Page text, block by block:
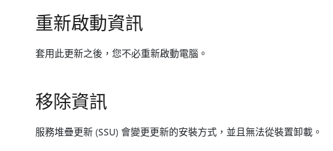
重新啟動資訊
套用此更新之後，您不必重新啟動電腦。
移除資訊
服務堆疊更新 (SSU) 會變更更新的安裝方式，並且無法從裝置卸載。